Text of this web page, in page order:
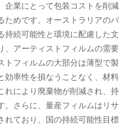
企業にとって包装コストを削減
ためです。オーストラリアのパ
持続可能性と環境に配慮した文
、アーティストフィルムの需要
トフィルムの大部分は薄型で製
効率性を損なうことなく、材料
れにより廃棄物が削減され、持
。さらに、量産フィルムはリサ
れており、国の持続可能性目標